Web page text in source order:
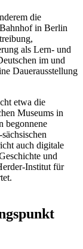
die
in Berlin
als Lern- und
im und
Dauerausstellung
etwa die
Museums in
begonnene
auch digitale
und
Institut für